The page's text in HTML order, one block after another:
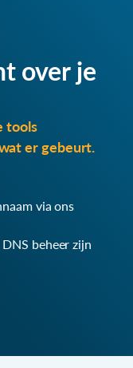
over je
tools
er gebeurt.
via ons
beheer zijn